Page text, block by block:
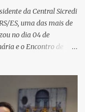
da Central Sicredi
ES, uma das mais de
no dia 04 de
e o Encontro de
Santa Rosa/RS com
capixabas, que
/ ES. Durante a